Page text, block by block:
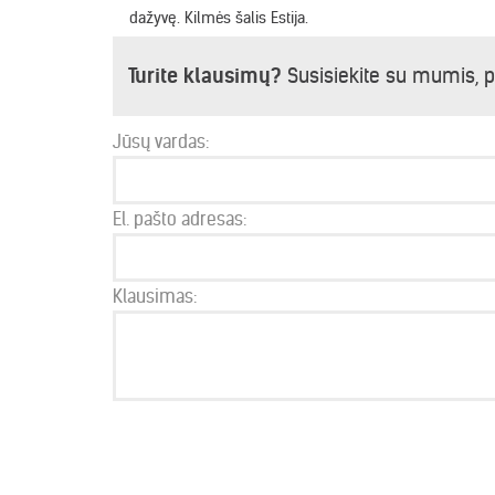
dažyvę. Kilmės šalis Estija.
Turite klausimų? Susisiekite su mumis,
Jūsų vardas:
El. pašto adresas:
Klausimas: